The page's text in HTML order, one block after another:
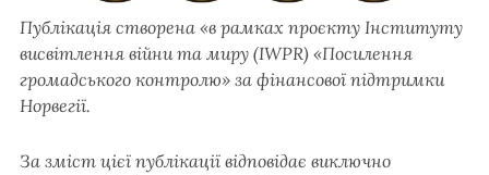
Публікація створена «в рамках проєкту Інституту
висвітлення війни та миру (IWPR) «Посилення
громадського контролю» за фінансової підтримки
Норвегії.
За зміст цієї публікації відповідає виключно